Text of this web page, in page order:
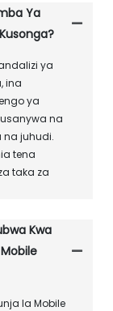
Ya
ya
ina
ya
na
na juhudi.
tena
taka za
Kwa
la Mobile